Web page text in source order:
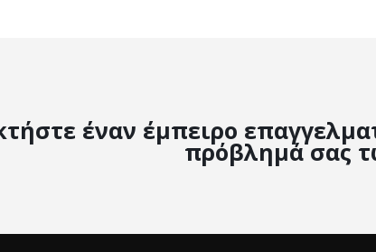
έναν έμπειρο
πρόβλημά σας